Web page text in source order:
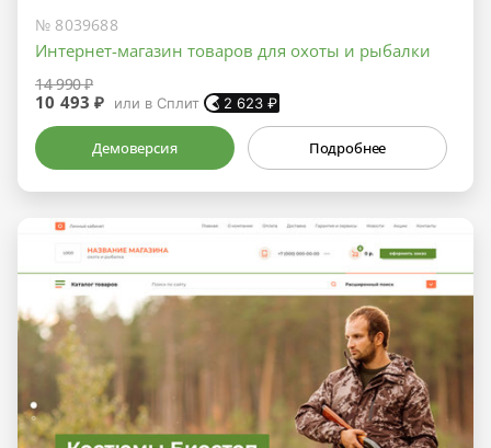
№ 8039688
Интернет-магазин товаров для охоты и рыбалки
14 990 ₽
10 493 ₽ или в Сплит 2 623₽
Демоверсия Подробнее